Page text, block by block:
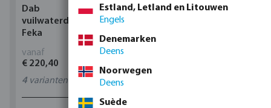
Dab
vuilwaterdompelpomp,
Feka
vanaf
€ 220,40
4 varianten
Profec Kogelkraan
binnendraad type 100
Estland, Letland en Litouwen
Engels
Denemarken
Deens
Noorwegen
Deens
Suède